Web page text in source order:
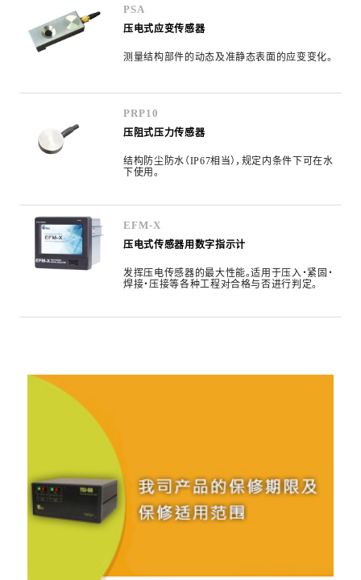
PSA
压电式应变传感器
测量结构部件的动态及准静态表面的应变变化。
PRP10
压阻式压力传感器
结构防尘防水（IP67相当），规定内条件下可在水
下使用。
EFM-X
压电式传感器用数字指示计
发挥压电传感器的最大性能。适用于压入・紧固・
焊接・压接等各种工程对合格与否进行判定。